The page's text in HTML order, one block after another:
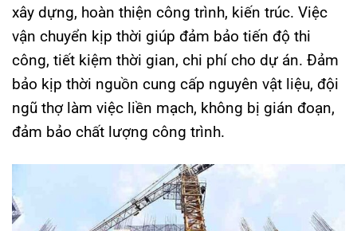
xây dựng, hoàn thiện công trình, kiến trúc. Việc
vận chuyển kịp thời giúp đảm bảo tiến độ thi
công, tiết kiệm thời gian, chi phí cho dự án. Đảm
bảo kịp thời nguồn cung cấp nguyên vật liệu, đội
ngũ thợ làm việc liền mạch, không bị gián đoạn,
đảm bảo chất lượng công trình.